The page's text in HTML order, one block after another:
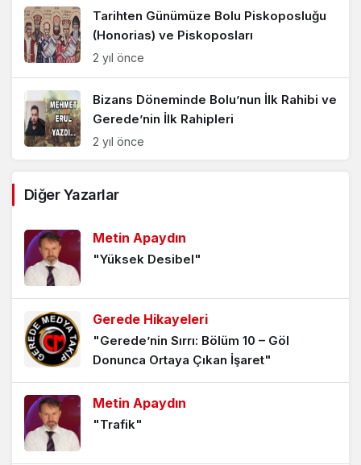
Tarihten Günümüze Bolu Piskoposluğu
(Honorias) ve Piskoposları
2 yıl önce
Bizans Döneminde Bolu’nun İlk Rahibi ve
Gerede’nin İlk Rahipleri
2 yıl önce
ve İstiklal Madalyası Alanlar
Tarihten Günümüze Gerede
Alman Subaylarının Gerede İzlenimleri
Osmanlı Döneminde İstanbul’daki
Diğer Yazarlar
Metin Apaydın
"Yüksek Desibel"
Gerede Hikayeleri
"Gerede’nin Sırrı: Bölüm 10 – Göl
Donunca Ortaya Çıkan İşaret"
Metin Apaydın
"Trafik"